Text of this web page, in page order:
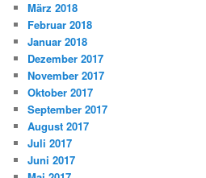
März 2018
Februar 2018
Januar 2018
Dezember 2017
November 2017
Oktober 2017
September 2017
August 2017
Juli 2017
Juni 2017